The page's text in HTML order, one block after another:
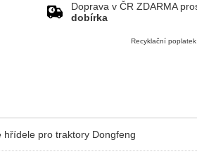
Doprava v ČR ZDARMA
dobírka
Recyklační
pro traktory Dongfeng